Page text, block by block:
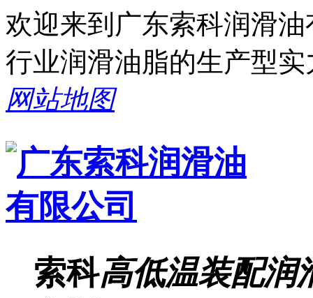
欢迎来到广东索科润滑
行业润滑油脂的生产型
网站地图
索科高低温装配润